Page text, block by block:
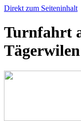
Direkt zum Seiteninhalt
Turnfahrt
Tägerwilen